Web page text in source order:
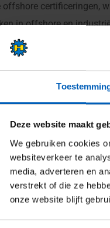
Deze website maakt
We gebruiken cookies
websiteverkeer te
media, adverteren en
verstrekt of die ze
onze website blijft
certificeringen,
in offshore en
monteurs regelmatig
van de nieuwste
en vakkundig